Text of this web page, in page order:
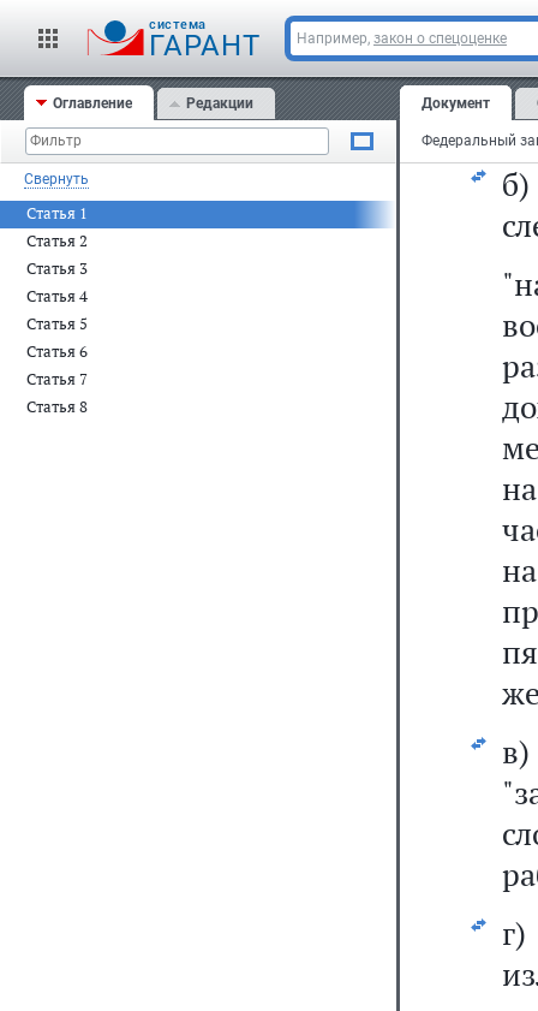
cистема
ГАРАНТ Например, закон о спецоценке
Оглавление Редакции
Свернуть
Статья 1
Статья 2
Статья 3
Статья 4
Статья 5
Статья 6
Статья 7
Статья 8
Документ